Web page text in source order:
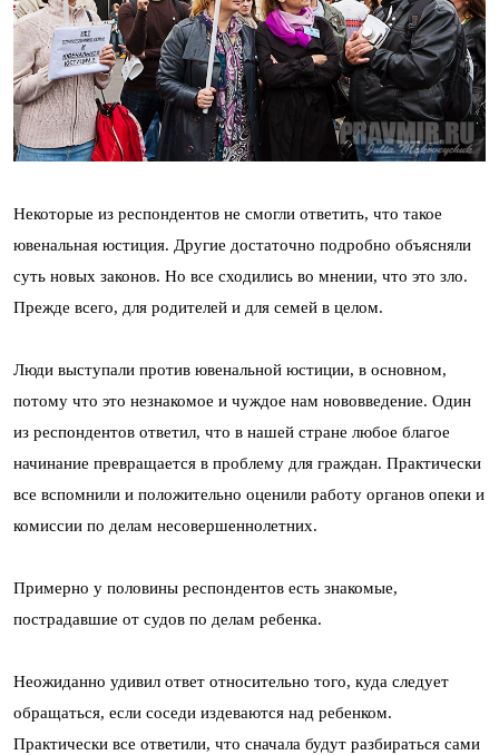
Некоторые из респондентов не смогли ответить, что такое
ювенальная юстиция. Другие достаточно подробно объясняли
суть новых законов. Но все сходились во мнении, что это зло.
Прежде всего, для родителей и для семей в целом.
Люди выступали против ювенальной юстиции, в основном,
потому что это незнакомое и чуждое нам нововведение. Один
из респондентов ответил, что в нашей стране любое благое
начинание превращается в проблему для граждан. Практически
все вспомнили и положительно оценили работу органов опеки и
комиссии по делам несовершеннолетних.
Примерно у половины респондентов есть знакомые,
пострадавшие от судов по делам ребенка.
Неожиданно удивил ответ относительно того, куда следует
обращаться, если соседи издеваются над ребенком.
Практически все ответили, что сначала будут разбираться сами